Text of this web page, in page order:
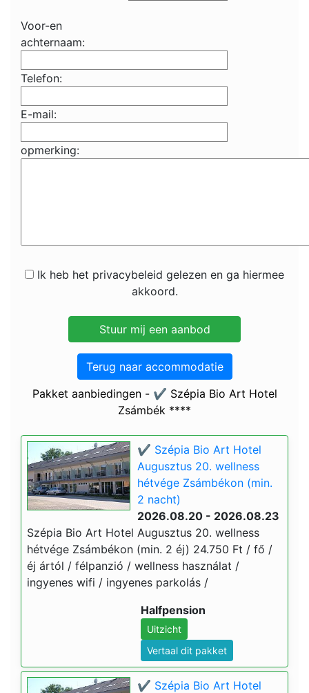
Voor-en
achternaam:
Telefon:
E-mail:
opmerking:
Ik heb het privacybeleid gelezen en ga hiermee
akkoord.
Terug naar accommodatie
Pakket aanbiedingen - ✔️ Szépia Bio Art Hotel
Zsámbék ****
✔️ Szépia Bio Art Hotel
Augusztus 20. wellness
hétvége Zsámbékon (min.
2 nacht)
2026.08.20 - 2026.08.23
Szépia Bio Art Hotel Augusztus 20. wellness
hétvége Zsámbékon (min. 2 éj) 24.750 Ft / fő /
éj ártól / félpanzió / wellness használat /
ingyenes wifi / ingyenes parkolás /
Halfpension
Uitzicht
Vertaal dit pakket
✔️ Szépia Bio Art Hotel